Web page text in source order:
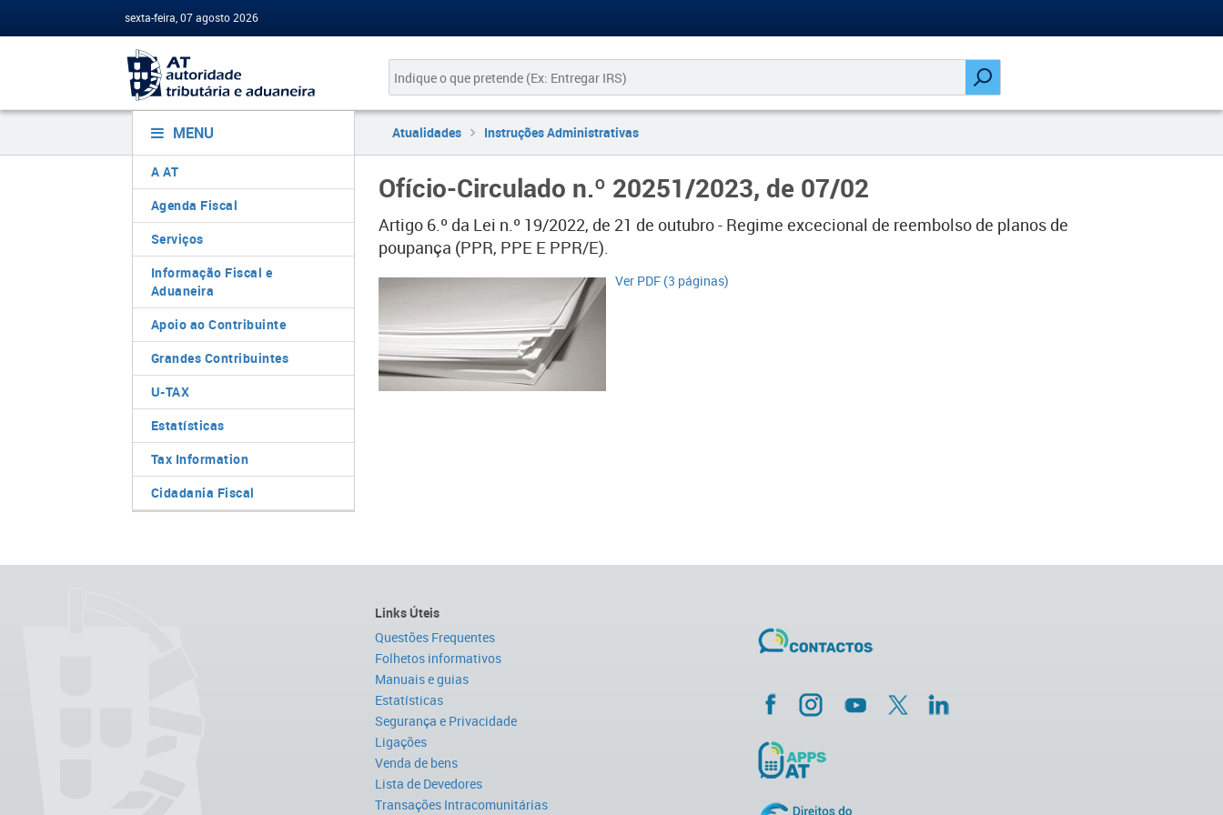
sexta-feira, 07 agosto 2026
MENU
A AT
Agenda Fiscal
Serviços
Informação Fiscal e
Aduaneira
Apoio ao Contribuinte
Grandes Contribuintes
U-TAX
Estatísticas
Tax Information
Cidadania Fiscal
Atualidades Instruções Administrativas
Ofício-Circulado n.º 20251/2023, de 07/02
Artigo 6.º da Lei n.º 19/2022, de 21 de outubro - Regime excecional de reembolso de planos de
poupança (PPR, PPE E PPR/E).
Ver PDF (3 páginas)​​
Links Úteis
Questões Frequentes
Folhetos informativos
Manuais e guias
Estatísticas
Segurança e Privacidade
Ligações
Venda de bens
Lista de Devedores
Transações Intracomunitárias